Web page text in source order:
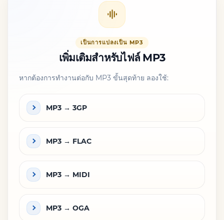
เป็นการแปลงเป็น MP3
เพิ่มเติมสำหรับไฟล์ MP3
หากต้องการทำงานต่อกับ MP3 ขั้นสุดท้าย ลองใช้:
MP3 → 3GP
MP3 → FLAC
MP3 → MIDI
MP3 → OGA